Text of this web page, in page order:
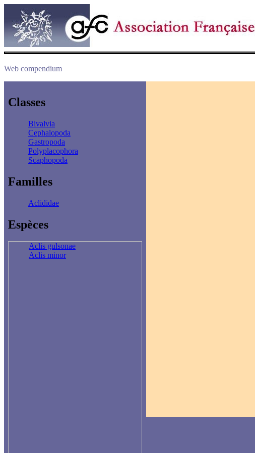
Web compendium
Classes
Bivalvia
Cephalopoda
Gastropoda
Polyplacophora
Scaphopoda
Familles
Aclididae
Espèces
Aclis gulsonae
Aclis minor